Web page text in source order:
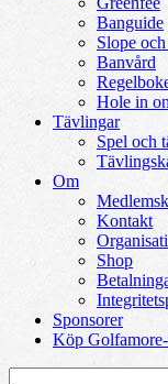
Banguide
Slope
Banvård
Hole in
Tävlingar
Spel och
Om
Kontakt
Shop
Sponsorer
Köp